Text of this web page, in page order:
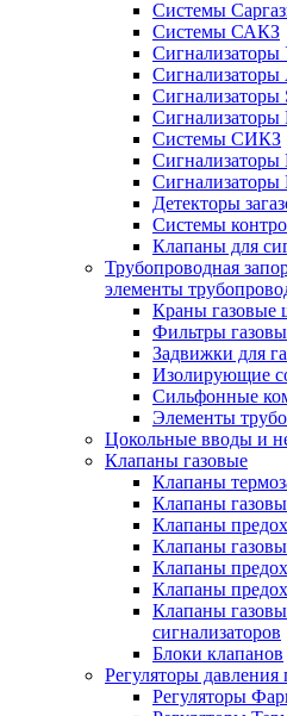
Системы
Системы САКЗ
Сигнализаторы
Сигнализаторы
Системы СИКЗ
Сигнализаторы
Сигнализаторы
Детекторы
Системы
Клапаны для
Трубопроводная
элементы
Краны газовые
Фильтры
Задвижки для
Изолирующие
Сильфонные
Элементы
Цокольные вводы и
Клапаны газовые
Клапаны
Клапаны
Клапаны
Клапаны
Клапаны
Клапаны
Клапаны
сигнализаторов
Блоки клапанов
Регуляторы давления
Регуляторы